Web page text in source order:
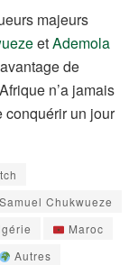
majeurs
etAdemola
de
n’a jamais
conquérir un jour
Samuel Chukwueze
Maroc
Autres